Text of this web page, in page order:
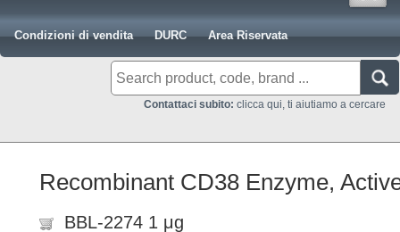
Condizioni di vendita DURC Area Riservata
Contattaci subito: clicca qui, ti aiutiamo a cercare
Recombinant CD38 Enzyme,
BBL-2274 1 μg